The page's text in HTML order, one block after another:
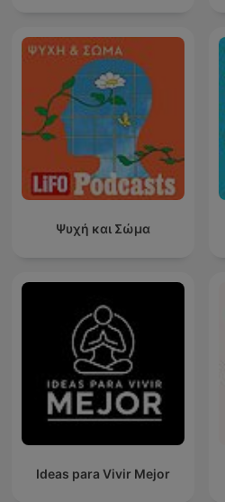
Ψυχή και Σώμα
Ideas para Vivir Mejor